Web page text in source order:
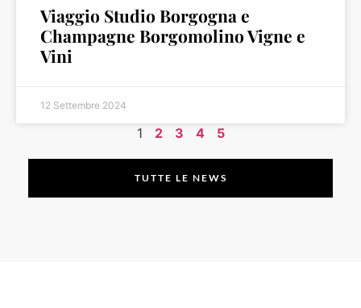
Viaggio Studio Borgogna e
Champagne Borgomolino Vigne e
Vini
12 Settembre 2024
1 2 3 4 5
TUTTE LE NEWS